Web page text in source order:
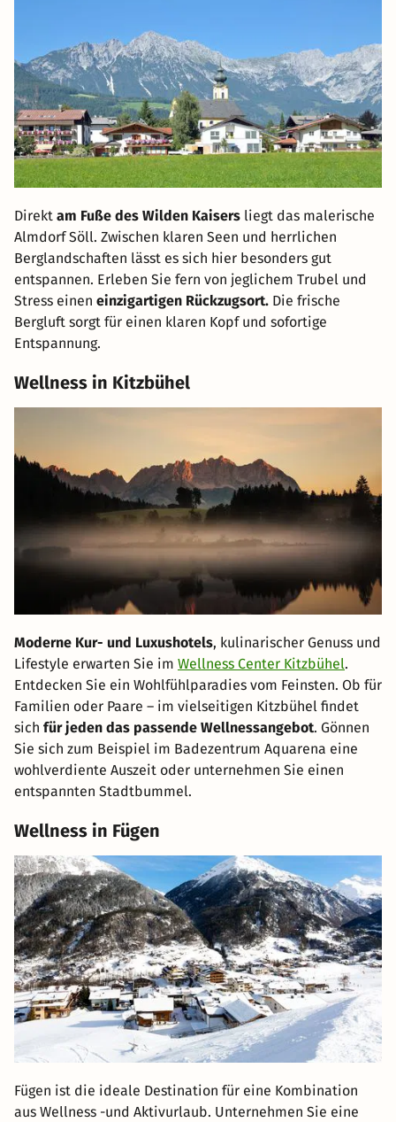
Direkt am Fuße des Wilden Kaisers liegt das malerische
Almdorf Söll. Zwischen klaren Seen und herrlichen
Berglandschaften lässt es sich hier besonders gut
entspannen. Erleben Sie fern von jeglichem Trubel und
Stress einen einzigartigen Rückzugsort. Die frische
Bergluft sorgt für einen klaren Kopf und sofortige
Entspannung.
Wellness in Kitzbühel
Moderne Kur- und Luxushotels, kulinarischer Genuss und
Lifestyle erwarten Sie im Wellness Center Kitzbühel.
Entdecken Sie ein Wohlfühlparadies vom Feinsten. Ob für
Familien oder Paare – im vielseitigen Kitzbühel findet
sich für jeden das passende Wellnessangebot. Gönnen
Sie sich zum Beispiel im Badezentrum Aquarena eine
wohlverdiente Auszeit oder unternehmen Sie einen
entspannten Stadtbummel.
Wellness in Fügen
Fügen ist die ideale Destination für eine Kombination
aus Wellness -und Aktivurlaub. Unternehmen Sie eine